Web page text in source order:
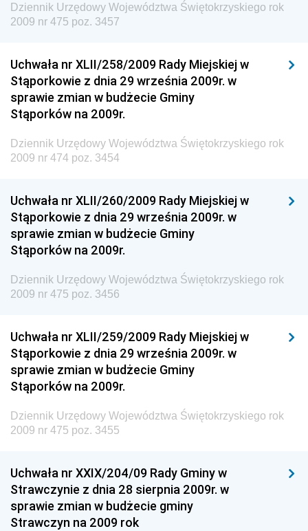
Dziennik Urzędowy Głównego Inspektoratu Transportu
Drogowego
Dziennik Urzędowy Komendy Głównej Policji
Dziennik Urzędowy Ministra Pracy i Polityki
Społecznej
Dziennik Urzędowy Ministra Transportu, Budownictwa
i Gospodarki Morskiej
Dziennik Urzędowy Ministra Spraw Zagranicznych
Dziennik Urzędowy Centralnego Biura
Antykorupcyjnego
Wewnętrznego
Dziennik Urzędowy Urzędu Patentowego
Dziennik Urzędowy Generalnej Dyrekcji Dróg
Krajowych i Autostrad
Dziennik Urzędowy Ministra Środowiska
Dziennik Urzędowy Ministra Edukacji
Dziennik Urzędowy Ministra Przemysłu
Dziennik Urzędowy Ministra Finansów i Gospodarki
Dziennik Urzędowy Ministra do Spraw Unii
Dziennik Urzędowy Województwa Świętokrzyskiego rok
2009 nr 475 poz. 3457
Uchwała nr XLII/258/2009 Rady Miejskiej w
Stąporkowie z dnia 29 września 2009r. w
sprawie zmian w budżecie Gminy
Stąporków na 2009r.
Dziennik Urzędowy Województwa Świętokrzyskiego rok
2009 nr 474 poz. 3454
Uchwała nr XLII/260/2009 Rady Miejskiej w
Stąporkowie z dnia 29 września 2009r. w
sprawie zmian w budżecie Gminy
Stąporków na 2009r.
Dziennik Urzędowy Województwa Świętokrzyskiego rok
2009 nr 475 poz. 3456
Uchwała nr XLII/259/2009 Rady Miejskiej w
Stąporkowie z dnia 29 września 2009r. w
sprawie zmian w budżecie Gminy
Stąporków na 2009r.
Dziennik Urzędowy Województwa Świętokrzyskiego rok
2009 nr 475 poz. 3455
Uchwała nr XXIX/204/09 Rady Gminy w
Strawczynie z dnia 28 sierpnia 2009r. w
sprawie zmian w budżecie gminy
Strawczyn na 2009 rok